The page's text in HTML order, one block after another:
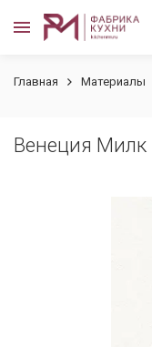
Главная Материалы
Венеция Милк